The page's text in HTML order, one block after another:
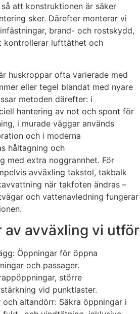
att konstruktionen är säker
sker. Därefter monterar vi
brand- och rostskydd,
kontrollerar lufttäthet och
huskroppar ofta varierade med
eller tegel blandat med nyare
metoden därefter: i
hantering av not och spont för
i murade väggar används
och i moderna
håltagning och
med extra noggrannhet. För
avväxling takstol, takbalk
när takfoten ändras –
och vattenavledning fungerar
av avväxling vi utför
Öppningar för öppna
och passager.
större
vid punktlaster.
altandörr: Säkra öppningar i